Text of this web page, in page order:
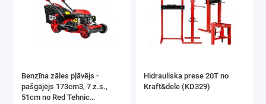
pudeles turētājs
zvaniņš
transportēšanas siksna
skrūvgriezis
instrukcija poļu valodā
Benzīna zāles pļāvējs -
pašgājējs 173cm3, 7 z.s.,
51cm no Red Tehnic
Hidrauliska prese 20T no
Kraft&dele (KD329)